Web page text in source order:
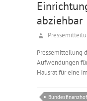
abziehbar
Pressemitteilung
Aufwendungen
Hausrat für eine
Bundesfinanzhof